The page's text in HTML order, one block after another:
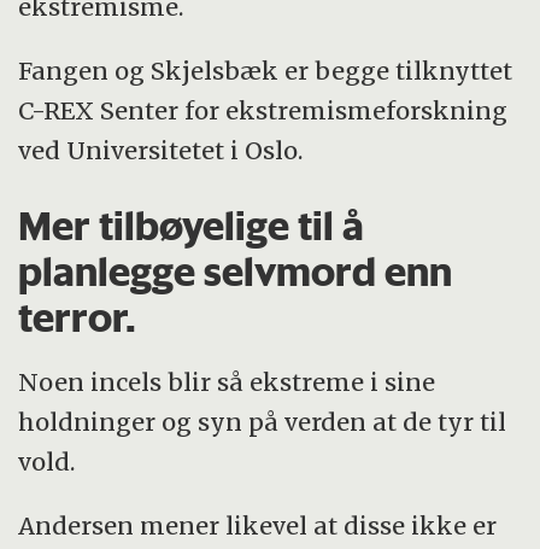
ekstremisme.
Fangen og Skjelsbæk er begge tilknyttet
C-REX Senter for ekstremismeforskning
ved Universitetet i Oslo.
Mer tilbøyelige til å
planlegge selvmord enn
terror.
Noen incels blir så ekstreme i sine
holdninger og syn på verden at de tyr til
vold.
Andersen mener likevel at disse ikke er